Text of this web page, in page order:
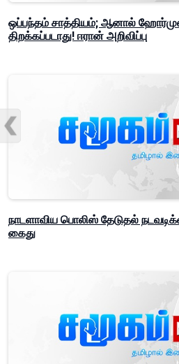
ஒப்பந்தம் சாத்தியம்; ஆனால்
திறக்கப்படாது! ஈரான் அறிவிப்பு
நாடளாவிய பொலிஸ் தேடுதல்
கைது